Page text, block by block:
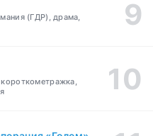
(ГДР), драма,